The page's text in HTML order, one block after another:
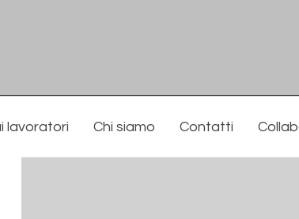
lavoratori Chi siamo Contatti